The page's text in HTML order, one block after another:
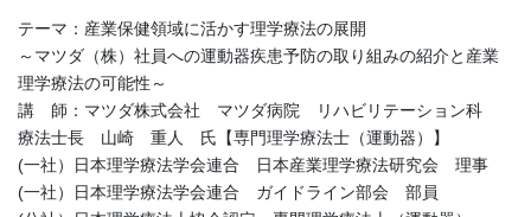
テーマ：産業保健領域に活かす理学療法の展開
～マツダ（株）社員への運動器疾患予防の取り組みの紹介と産業
理学療法の可能性～
講 師：マツダ株式会社 マツダ病院 リハビリテーション科
療法士長 山崎 重人 氏【専門理学療法士（運動器）】
(一社）日本理学療法学会連合 日本産業理学療法研究会 理事
(一社）日本理学療法学会連合 ガイドライン部会 部員